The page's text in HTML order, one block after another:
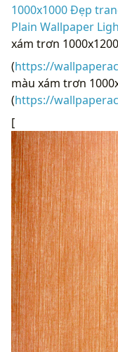
1000x1000 Đẹp
Plain Wallpaper
xám trơn
(https://
màu xám trơn
(https://
[